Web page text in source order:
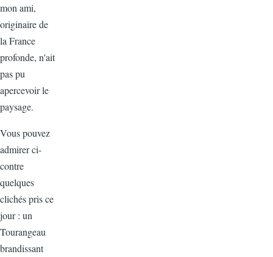
mon ami,
originaire de
la France
profonde, n'ait
pas pu
apercevoir le
paysage.
Vous pouvez
admirer ci-
contre
quelques
clichés pris ce
jour : un
Tourangeau
brandissant